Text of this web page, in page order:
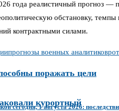
года реалистичный прогноз —
обстановку,
контрактными силами.
прогнозы военных аналитиков
поражать цели
курортный
сегодня, 1 августа 2026: